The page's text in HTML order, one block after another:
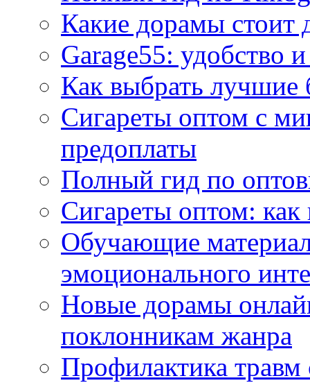
Какие дорамы стоит
Garage55: удобство
Как выбрать
Сигареты оптом с
предоплаты
Полный гид по
Сигареты оптом:
Обучающие
эмоционального
Новые дорамы
поклонникам жанра
Профилактика травм